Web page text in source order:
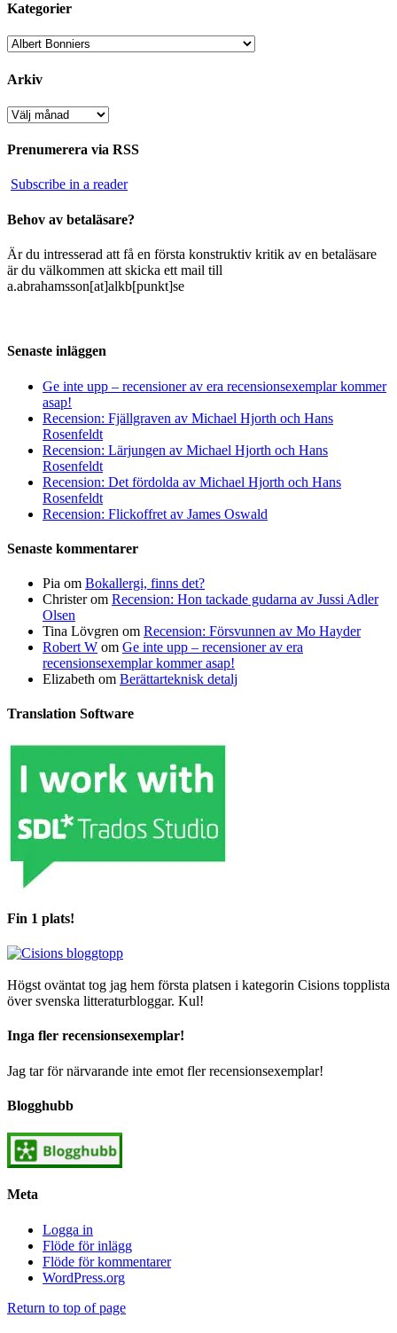
Kategorier
Kategorier
Arkiv
Arkiv
Prenumerera via RSS
Subscribe in a reader
Behov av betaläsare?
Är du intresserad att få en första konstruktiv kritik av en betaläsare
är du välkommen att skicka ett mail till
a.abrahamsson[at]alkb[punkt]se
Senaste inläggen
Ge inte upp – recensioner av era recensionsexemplar kommer
asap!
Recension: Fjällgraven av Michael Hjorth och Hans
Rosenfeldt
Recension: Lärjungen av Michael Hjorth och Hans
Rosenfeldt
Recension: Det fördolda av Michael Hjorth och Hans
Rosenfeldt
Recension: Flickoffret av James Oswald
Senaste kommentarer
Pia om Bokallergi, finns det?
Christerom Recension: Hon tackade gudarna av Jussi Adler
Olsen
Tina Lövgren om Recension: Försvunnen av Mo Hayder
Robert W om Ge inte upp – recensioner av era
recensionsexemplar kommer asap!
Elizabeth om Berättarteknisk detalj
Translation Software
Fin 1 plats!
Högst oväntat tog jag hem första platsen i kategorin Cisions topplista
över svenska litteraturbloggar. Kul!
Inga fler recensionsexemplar!
Jag tar för närvarande inte emot fler recensionsexemplar!
Blogghubb
Meta
Logga in
Flöde för inlägg
Flöde för kommentarer
WordPress.org
Return to top of page